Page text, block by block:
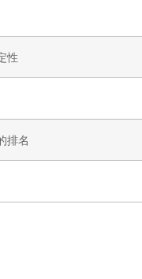
性
排名